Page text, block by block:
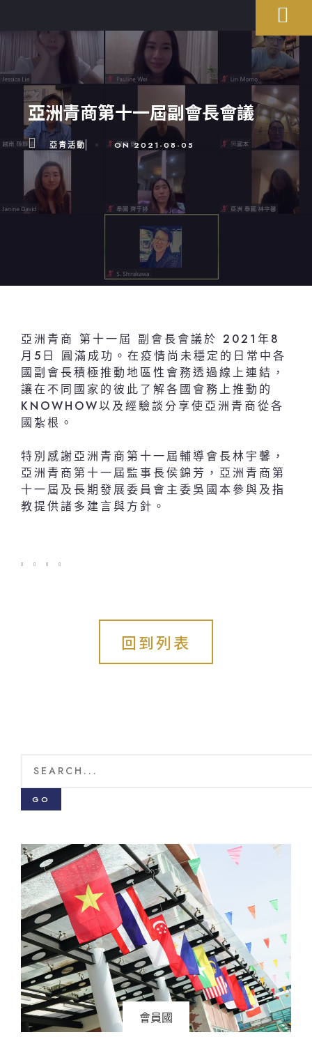
亞洲青商第十一屆副會長會議
亞青活動 ON2021-08-05
GO
會員國
亞洲青商 第十一屆 副會長會議於 2021年8
月5日 圓滿成功。在疫情尚未穩定的日常中各
國副會長積極推動地區性會務透過線上連結，
讓在不同國家的彼此了解各國會務上推動的
KNOWHOW以及經驗談分享使亞洲青商從各
國紮根。
特別感謝亞洲青商第十一屆輔導會長林宇馨，
亞洲青商第十一屆監事長侯錦芳，亞洲青商第
十一屆及長期發展委員會主委吳國本參與及指
教提供諸多建言與方針。
回到列表